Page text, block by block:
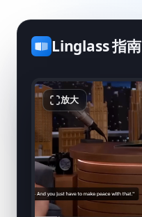
Linglass 指南
放大